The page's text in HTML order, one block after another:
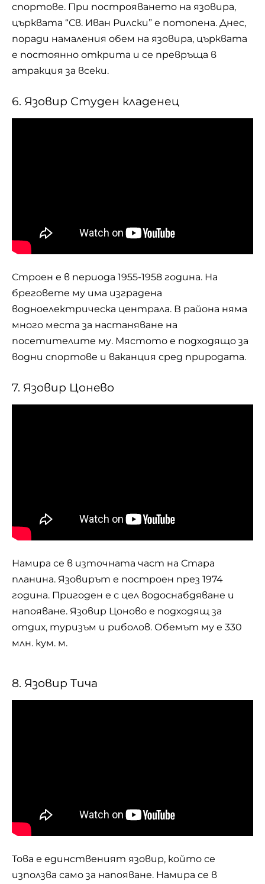
спортове. При построяването на язовира,
църквата “Св. Иван Рилски” е потопена. Днес,
поради намаления обем на язовира, църквата
е постоянно открита и се превръща в
атракция за всеки.
6. Язовир Студен кладенец
Строен е в периода 1955-1958 година. На
бреговете му има изградена
водноелектрическа централа. В района няма
много места за настаняване на
посетителите му. Мястото е подходящо за
водни спортове и ваканция сред природата.
7. Язовир Цонeво
Намира се в източната част на Стара
планина. Язовирът е построен през 1974
година. Пригоден е с цел водоснабдяване и
напояване. Язовир Цоново е подходящ за
отдих, туризъм и риболов. Обемът му е 330
млн. кум. м.
8. Язовир Тича
Това е единственият язовир, който се
използва само за напояване. Намира се в